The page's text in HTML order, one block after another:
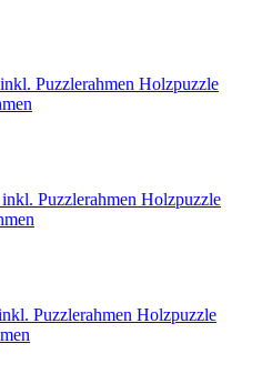
Holzpuzzle
Holzpuzzle
Holzpuzzle